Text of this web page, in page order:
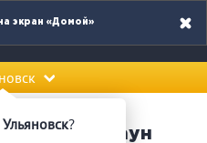
Ульяновск?
экран «Домой»
бань и саун